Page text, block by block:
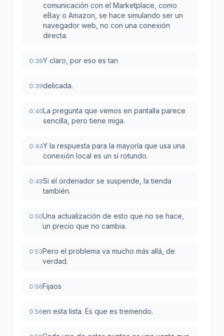
comunicación con el Marketplace, como
eBay o Amazon, se hace simulando ser un
navegador web, no con una conexión
directa.
0:38Y claro, por eso es tan
0:39delicada.
0:40La pregunta que vemos en pantalla parece
sencilla, pero tiene miga.
0:44Y la respuesta para la mayoría que usa una
conexión local es un sí rotundo.
0:48Si el ordenador se suspende, la tienda
también.
0:50Una actualización de esto que no se hace,
un precio que no cambia.
0:53Pero el problema va mucho más allá, de
verdad.
0:56Fijaos
0:56en esta lista. Es que es tremendo.